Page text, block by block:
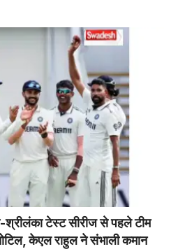
टेस्ट सीरीज से पहले टीम
केएल राहुल ने संभाली कमान